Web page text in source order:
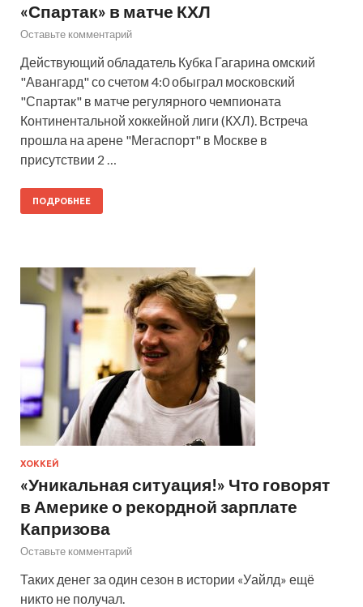
«Спартак» в матче КХЛ
Оставьте комментарий
Действующий обладатель Кубка Гагарина омский
"Авангард" со счетом 4:0 обыграл московский
"Спартак" в матче регулярного чемпионата
Континентальной хоккейной лиги (КХЛ). Встреча
прошла на арене "Мегаспорт" в Москве в
присутствии 2 …
ПОДРОБНЕЕ
ХОККЕЙ
«Уникальная ситуация!» Что говорят
в Америке о рекордной зарплате
Капризова
Оставьте комментарий
Таких денег за один сезон в истории «Уайлд» ещё
никто не получал.